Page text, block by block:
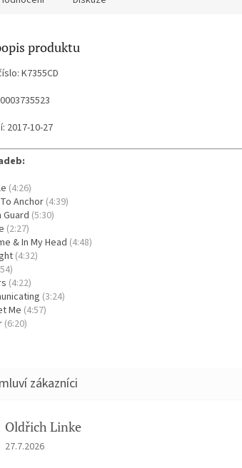
produktu
K7355CD
2017-10-27
(4:26)
Anchor(4:39)
Guard (5:30)
(2:27)
& In My Head (4:48)
(4:32)
(4:22)
(3:24)
Me (4:57)
(6:20)
Oldřich Linke
Hodnocení obchodu je 5 z 5 hvězdiček.
27.7.2026